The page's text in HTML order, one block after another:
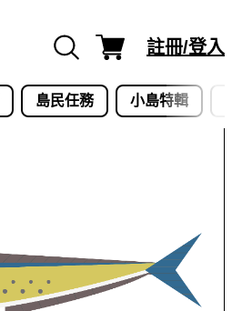
註冊/登入
島民任務 小島特輯